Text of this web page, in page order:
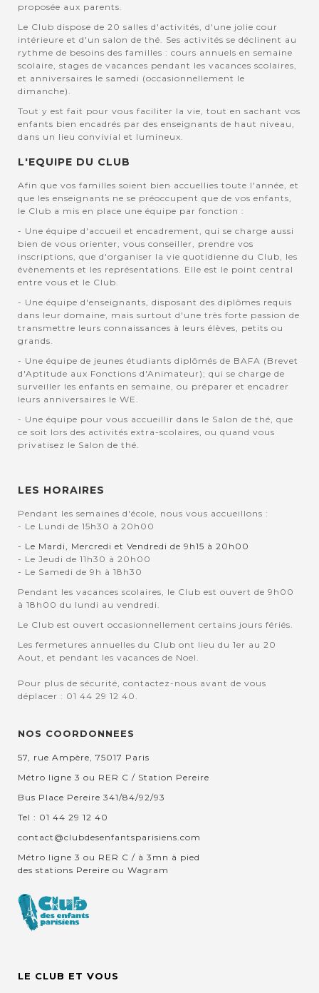
proposée aux parents.
Le Club dispose de 20 salles d'activités, d'une jolie cour
intérieure et d'un salon de thé. Ses activités se déclinent au
rythme de besoins des familles : cours annuels en semaine
scolaire, stages de vacances pendant les vacances scolaires,
et anniversaires le samedi (occasionnellement le
dimanche).
Tout y est fait pour vous faciliter la vie, tout en sachant vos
enfants bien encadrés par des enseignants de haut niveau,
dans un lieu convivial et lumineux.
L'EQUIPE DU CLUB
Afin que vos familles soient bien accuellies toute l'année, et
que les enseignants ne se préoccupent que de vos enfants,
le Club a mis en place une équipe par fonction :
- Une équipe d'accueil et encadrement, qui se charge aussi
bien de vous orienter, vous conseiller, prendre vos
inscriptions, que d'organiser la vie quotidienne du Club, les
évènements et les représentations. Elle est le point central
entre vous et le Club.
- Une équipe d'enseignants, disposant des diplômes requis
dans leur domaine, mais surtout d'une très forte passion de
transmettre leurs connaissances à leurs élèves, petits ou
grands.
- Une équipe de jeunes étudiants diplômés de BAFA (Brevet
d'Aptitude aux Fonctions d'Animateur); qui se charge de
surveiller les enfants en semaine, ou préparer et encadrer
leurs anniversaires le WE.
- Une équipe pour vous accueillir dans le Salon de thé, que
ce soit lors des activités extra-scolaires, ou quand vous
privatisez le Salon de thé.
LES HORAIRES
Pendant les semaines d'école, nous vous accueillons :
- Le Lundi de 15h30 à 20h00
- Le Mardi, Mercredi et Vendredi de 9h15 à 20h00
- Le Jeudi de 11h30 à 20h00
- Le Samedi de 9h à 18h30
Pendant les vacances scolaires, le Club est ouvert de 9h00
à 18h00 du lundi au vendredi.
Le Club est ouvert occasionnellement certains jours fériés.
Les fermetures annuelles du Club ont lieu du 1er au 20
Aout, et pendant les vacances de Noel.
Pour plus de sécurité, contactez-nous avant de vous
déplacer : 01 44 29 12 40.
NOS COORDONNEES
57, rue Ampère, 75017 Paris
Métro ligne 3 ou RER C / Station Pereire
Bus Place Pereire 341/84/92/93
Tel : 01 44 29 12 40
contact@clubdesenfantsparisiens.com
Métro ligne 3 ou RER C / à 3mn à pied
des stations Pereire ou Wagram
LE CLUB ET VOUS